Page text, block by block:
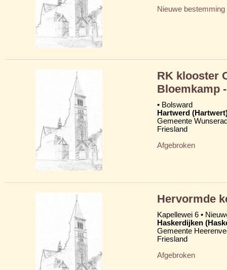
Nieuwe bestemming
RK klooster
Bloemkamp
• Bolsward
Hartwerd
Gemeente
Friesland
Afgebroken
Hervormde
Kapellewei 6 •
Haskerdijken
Gemeente
Friesland
Afgebroken